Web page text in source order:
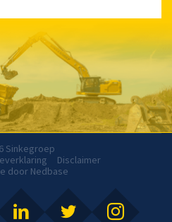
Sinkegroep
Disclaimer
door Nedbase